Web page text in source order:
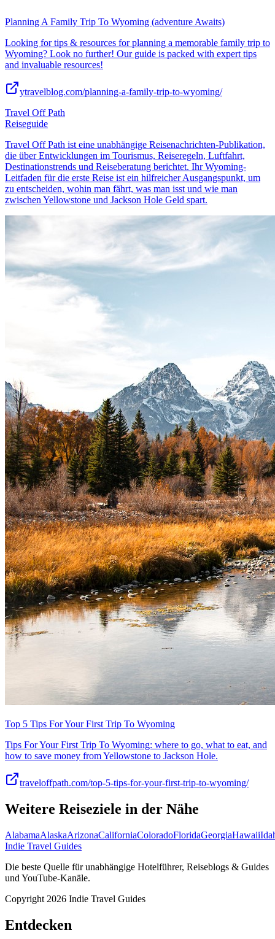
Planning A Family Trip To Wyoming (adventure Awaits)
Looking for tips & resources for planning a memorable family trip to
Wyoming? Look no further! Our guide is packed with expert tips
and invaluable resources!
ytravelblog.com/planning-a-family-trip-to-wyoming/
Travel Off Path
Reiseguide
Travel Off Path ist eine unabhängige Reisenachrichten-Publikation,
die über Entwicklungen im Tourismus, Reiseregeln, Luftfahrt,
Destinationstrends und Reiseberatung berichtet. Ihr Wyoming-
Leitfaden für die erste Reise ist ein hilfreicher Ausgangspunkt, um
zu entscheiden, wohin man fährt, was man isst und wie man
zwischen Yellowstone und Jackson Hole Geld spart.
Top 5 Tips For Your First Trip To Wyoming
Tips For Your First Trip To Wyoming: where to go, what to eat, and
how to save money from Yellowstone to Jackson Hole.
traveloffpath.com/top-5-tips-for-your-first-trip-to-wyoming/
Weitere Reiseziele in der Nähe
AlabamaAlaskaArizonaCaliforniaColoradoFloridaGeorgiaHawaii
Indie Travel Guides
Die beste Quelle für unabhängige Hotelführer, Reiseblogs & Guides
und YouTube-Kanäle.
Copyright 2026 Indie Travel Guides
Entdecken